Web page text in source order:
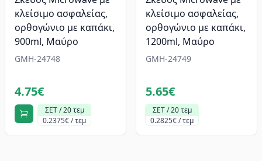
κλείσιμο ασφαλείας,
oρθογώνιο με καπάκι,
900ml, Mαύρο
GMH-24748
4.75€
ΣΕΤ / 20 τεμ
0.2375€ / τεμ
κλείσιμο ασφαλείας,
oρθογώνιο με καπάκι,
1200ml, Mαύρο
GMH-24749
5.65€
ΣΕΤ / 20 τεμ
0.2825€ / τεμ